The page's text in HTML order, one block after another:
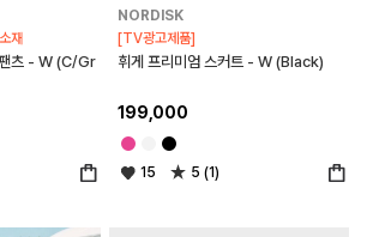
재
팬츠 - W (C/Gr
NORDISK
[TV광고제품]
휘게 프리미엄 스커트 - W (Black)
199,000
15 5 (1)